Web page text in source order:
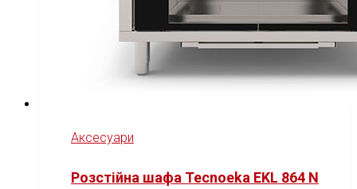
Аксесуари
Розстійна шафа Tecnoeka EKL 864 N